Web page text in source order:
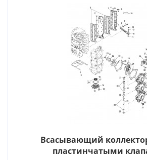
Всасывающий
пластинчатыми